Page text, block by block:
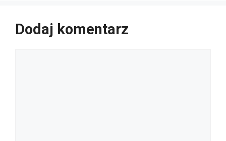
Dodaj komentarz